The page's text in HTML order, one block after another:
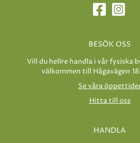
BESÖK OSS
Vill du hellre handla i vår fysiska
välkommen till Hågavägen
Se våra
Hitta till oss
HANDLA